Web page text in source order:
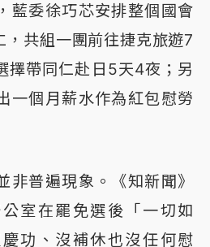
藍委徐巧芯安排整個國會
，共組一團前往捷克旅遊7
擇帶同仁赴日5天4夜；另
一個月薪水作為紅包慰勞
非普遍現象。《知新聞》
室在罷免選後「一切如
功、沒補休也沒任何慰